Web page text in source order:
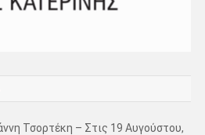
Τσορτέκη – Στις 19 Αυγούστου,